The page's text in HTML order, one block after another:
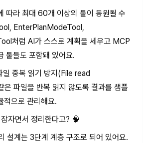
따라 최대 60개 이상의 툴이 동원될 수
EnterPlanModeTool,
처럼 AI가 스스로 계획을 세우고 MCP
툴들도 포함돼 있어요.
일 중복 읽기 방지(File read
파일을 반복 읽지 않도록 결과를 샘플
적으로 관리해요.
자면서 정리한다고? 🧠
설계는 3단계 계층 구조로 되어 있어요.